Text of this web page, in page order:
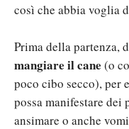
così che abbia voglia
Prima della partenza,
mangiare il cane (o
poco cibo secco), per
possa manifestare dei
ansimare o anche